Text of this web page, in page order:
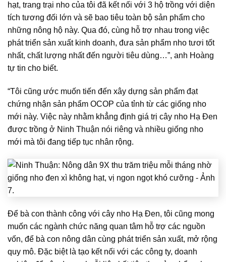
hạt, trang trại nho của tôi đã kết nối với 3 hộ trồng với diện
tích tương đối lớn và sẽ bao tiêu toàn bộ sản phẩm cho
những nông hộ này. Qua đó, cùng hỗ trợ nhau trong việc
phát triển sản xuất kinh doanh, đưa sản phẩm nho tươi tốt
nhất, chất lượng nhất đến người tiêu dùng…”, anh Hoàng
tự tin cho biết.
“Tôi cũng ước muốn tiến đến xây dựng sản phẩm đạt
chứng nhận sản phẩm OCOP của tỉnh từ các giống nho
mới này. Việc này nhằm khẳng định giá trị cây nho Hạ Đen
được trồng ở Ninh Thuận nói riêng và nhiều giống nho
mới mà tôi đang tiếp tục nhân rộng.
Để bà con thành công với cây nho Hạ Đen, tôi cũng mong
muốn các ngành chức năng quan tâm hỗ trợ các nguồn
vốn, để bà con nông dân cùng phát triển sản xuất, mở rộng
quy mô. Đặc biệt là tạo kết nối với các công ty, doanh